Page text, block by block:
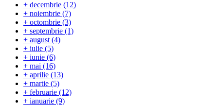
+ decembrie (12)
+ noiembrie (7)
+ octombrie (3)
+ septembrie (1)
+ august (4)
+ iulie (5)
+ iunie (6)
+ mai (16)
+ aprilie (13)
+ martie (5)
+ februarie (12)
+ ianuarie (9)